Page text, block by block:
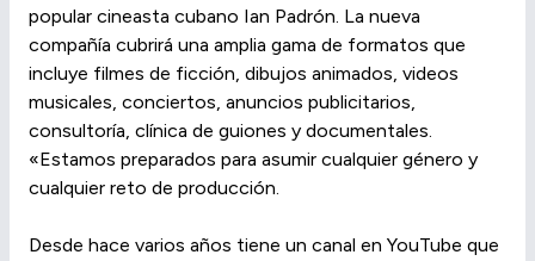
popular cineasta cubano Ian Padrón. La nueva
compañía cubrirá una amplia gama de formatos que
incluye filmes de ficción, dibujos animados, videos
musicales, conciertos, anuncios publicitarios,
consultoría, clínica de guiones y documentales.
«Estamos preparados para asumir cualquier género y
cualquier reto de producción.
Desde hace varios años tiene un canal en YouTube que